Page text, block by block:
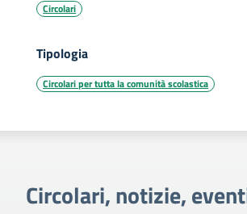
Circolari
Tipologia
Circolari per tutta la comunità scolastica
Circolari, notizie,